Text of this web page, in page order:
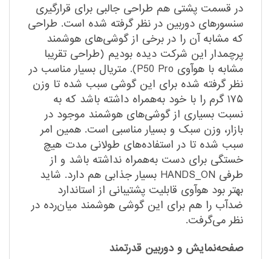
در قسمت پشتی هم طراحی جالبی برای قرار‌گیری
سنسور‌های دوربین در نظر گرفته شده است. طراحی
که مشابه آن را در برخی از گوشی‌های هوشمند
پرچمدار این شرکت دیده بودیم (طراحی تقریبا
مشابه با هوآوی P50 Pro). متریال بسیار مناسب در
نظر گرفته شده برای این گوشی سبب شده تا وزن
۱۷۵ گرم را با خود به‌همراه داشته باشد که به
نسبت بسیاری از گوشی‌های هوشمند موجود در
بازار، وزن سبک و بسیار مناسبی است. همین امر
سبب شده تا در استفاده‌های طولانی مدت هیچ
خستگی برای دست به‌همراه نداشته باشد و از
طرفی HANDS_ON بسیار جذابی هم دارد. شاید
بهتر بود هوآوی قابلیت پشتیبانی از استاندارد
ضد‌آب را هم برای این گوشی هوشمند میان‌رده در
نظر می‌گرفت.
صفحه‌نمایش و دوربین قدرتمند